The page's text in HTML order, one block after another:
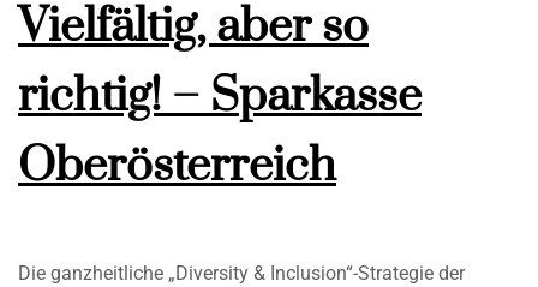
Vielfältig, aber so
richtig! – Sparkasse
Oberösterreich
Die ganzheitliche „Diversity & Inclusion“-Strategie der